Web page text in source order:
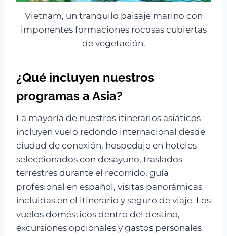
Vietnam, un tranquilo paisaje marino con
imponentes formaciones rocosas cubiertas
de vegetación.
¿Qué incluyen nuestros
programas a Asia?
La mayoría de nuestros itinerarios asiáticos
incluyen vuelo redondo internacional desde
ciudad de conexión, hospedaje en hoteles
seleccionados con desayuno, traslados
terrestres durante el recorrido, guía
profesional en español, visitas panorámicas
incluidas en el itinerario y seguro de viaje. Los
vuelos domésticos dentro del destino,
excursiones opcionales y gastos personales